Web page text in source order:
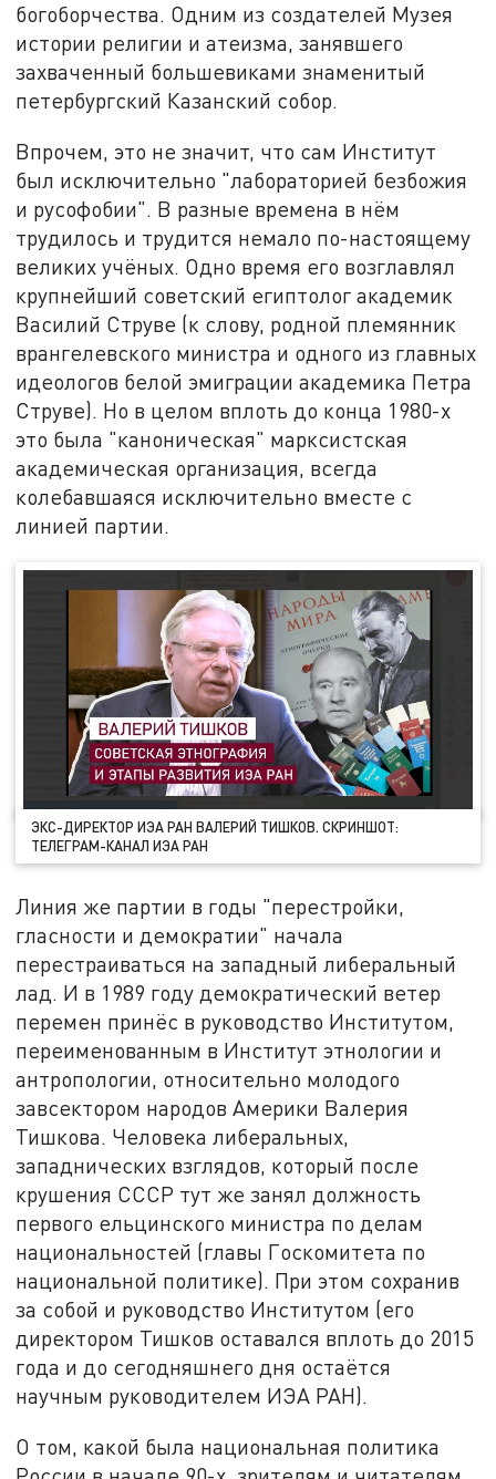
богоборчества. Одним из создателей Музея
истории религии и атеизма, занявшего
захваченный большевиками знаменитый
петербургский Казанский собор.
Впрочем, это не значит, что сам Институт
был исключительно "лабораторией безбожия
и русофобии". В разные времена в нём
трудилось и трудится немало по-настоящему
великих учёных. Одно время его возглавлял
крупнейший советский египтолог академик
Василий Струве (к слову, родной племянник
врангелевского министра и одного из главных
идеологов белой эмиграции академика Петра
Струве). Но в целом вплоть до конца 1980-х
это была "каноническая" марксистская
академическая организация, всегда
колебавшаяся исключительно вместе с
линией партии.
ЭКС-ДИРЕКТОР ИЭА РАН ВАЛЕРИЙ ТИШКОВ. СКРИНШОТ:
ТЕЛЕГРАМ-КАНАЛ ИЭА РАН
Линия же партии в годы "перестройки,
гласности и демократии" начала
перестраиваться на западный либеральный
лад. И в 1989 году демократический ветер
перемен принёс в руководство Институтом,
переименованным в Институт этнологии и
антропологии, относительно молодого
завсектором народов Америки Валерия
Тишкова. Человека либеральных,
западнических взглядов, который после
крушения СССР тут же занял должность
первого ельцинского министра по делам
национальностей (главы Госкомитета по
национальной политике). При этом сохранив
за собой и руководство Институтом (его
директором Тишков оставался вплоть до 2015
года и до сегодняшнего дня остаётся
научным руководителем ИЭА РАН).
О том, какой была национальная политика